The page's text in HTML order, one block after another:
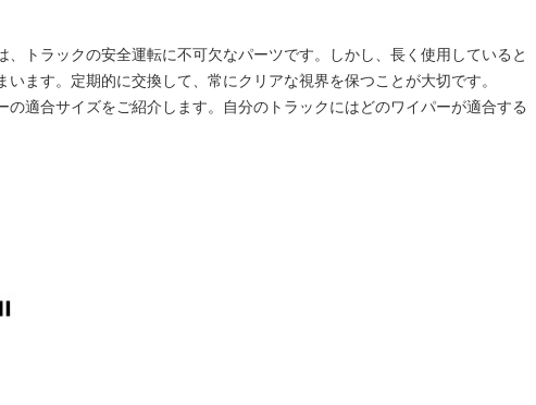
トラックの安全運転に不可欠なパーツです。しかし、長く使用していると
ます。定期的に交換して、常にクリアな視界を保つことが大切です。
適合サイズをご紹介します。自分のトラックにはどのワイパーが適合する